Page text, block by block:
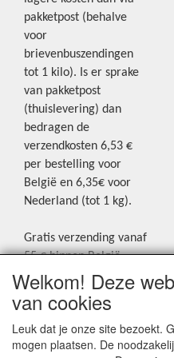
pakketpost (behalve
voor
brievenbuszendingen
tot 1 kilo). Is er sprake
van pakketpost
(thuislevering) dan
bedragen de
verzendkosten 6,53 €
per bestelling voor
België en 6,35€ voor
Nederland (tot 1 kg).
Gratis verzending vanaf
55 € binnen België.
Gratis verzending vanaf
65 € naar Nederland.
Levering andere
landen: geen gratis
verzending, portkosten
Welkom! Deze
van cookies
Leuk dat je onze site bezoekt.
mogen plaatsen. De